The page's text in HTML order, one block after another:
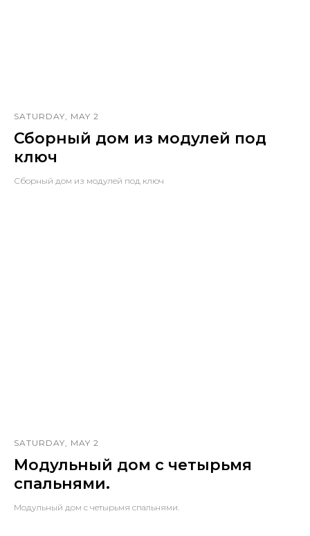
SATURDAY, MAY 2
Сборный дом из модулей под
ключ
Сборный дом из модулей под ключ
SATURDAY, MAY 2
Модульный дом с четырьмя
спальнями.
Модульный дом с четырьмя спальнями.